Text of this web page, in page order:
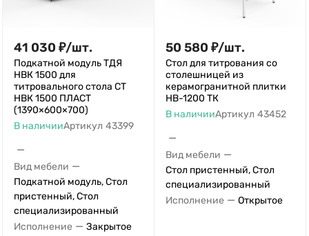
41 030 ₽/шт.
Подкатной модуль ТДЯ
НВК 1500 для
титровального стола СТ
НВК 1500 ПЛАСТ
(1390×600×700)
В наличииАртикул 43399
—
Вид мебели —
Подкатной модуль, Стол
пристенный, Стол
специализированный
Исполнение — Закрытое
50 580 ₽/шт.
Стол для титрования со
столешницей из
керамогранитной плитки
НВ-1200 ТК
В наличииАртикул 43452
—
Вид мебели —
Стол пристенный, Стол
специализированный
Исполнение — Открытое